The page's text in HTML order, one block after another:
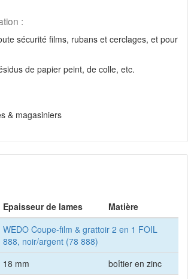
:
sécurité films, rubans et cerclages, et pour
de papier peint, de colle, etc.
& magasiniers
Epaisseur de lames
Matière
WEDO Coupe-film & grattoir 2 en 1 FOIL
888, noir/argent (78 888)
18 mm
boîtier en zinc